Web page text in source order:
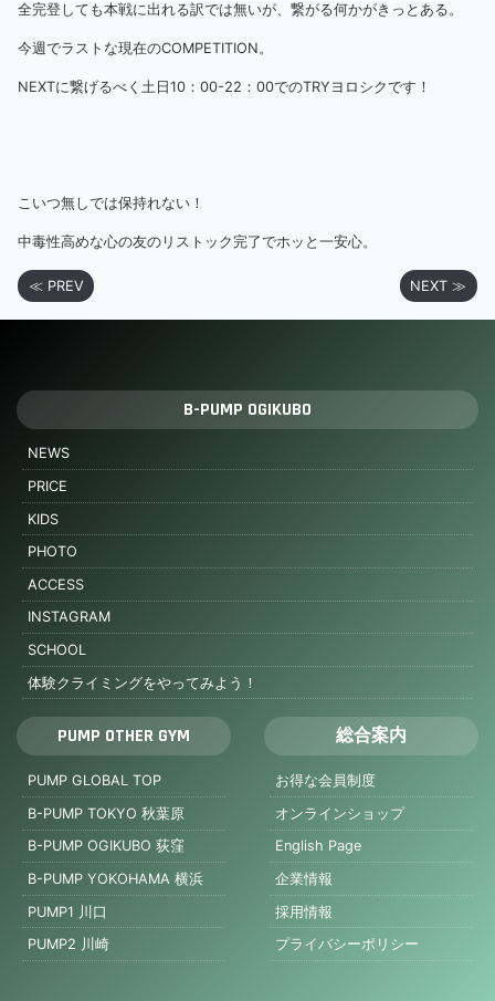
全完登しても本戦に出れる訳では無いが、繋がる何かがきっとある。
今週でラストな現在のCOMPETITION。
NEXTに繋げるべく土日10：00-22：00でのTRYヨロシクです！
こいつ無しでは保持れない！
中毒性高めな心の友のリストック完了でホッと一安心。
≪ PREV NEXT ≫
B-PUMP OGIKUBO
NEWS
PRICE
KIDS
PHOTO
ACCESS
INSTAGRAM
SCHOOL
体験クライミングをやってみよう！
PUMP OTHER GYM
PUMP GLOBAL TOP
B-PUMP TOKYO 秋葉原
B-PUMP OGIKUBO 荻窪
B-PUMP YOKOHAMA 横浜
PUMP1 川口
PUMP2 川崎
総合案内
お得な会員制度
オンラインショップ
English Page
企業情報
採用情報
プライバシーポリシー